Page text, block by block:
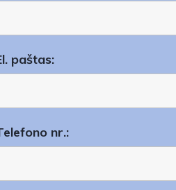
paštas:
nr.: